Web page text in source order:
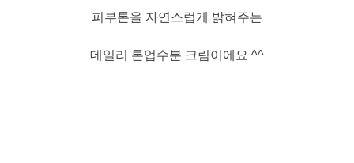
피부톤을 자연스럽게 밝혀주는
데일리 톤업수분 크림이에요 ^^